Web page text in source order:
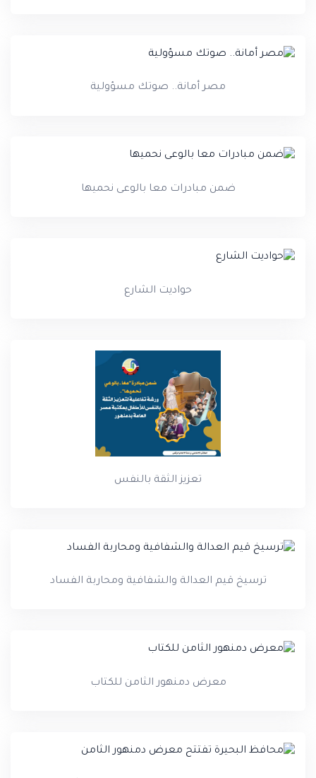
مصر أمانة.. صوتك مسؤولية
ضمن مبادرات معا بالوعى نحميها
حواديت الشارع
تعزيز الثقة بالنفس
ترسيخ قيم العدالة والشفافية ومحاربة الفساد
معرض دمنهور الثامن للكتاب